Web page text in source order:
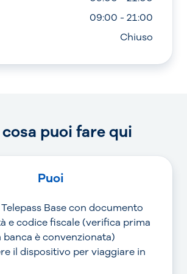
09:00 - 21:00
Chiuso
puoi fare qui
Puoi
Base con documento
e codice fiscale (verifica prima
banca è convenzionata)
il dispositivo per viaggiare in